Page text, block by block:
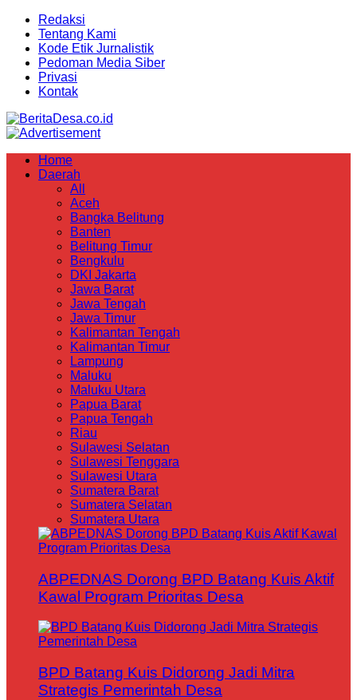
Redaksi
Tentang Kami
Kode Etik Jurnalistik
Pedoman Media Siber
Privasi
Kontak
Home
Daerah
All
Aceh
Bangka Belitung
Banten
Belitung Timur
Bengkulu
DKI Jakarta
Jawa Barat
Jawa Tengah
Jawa Timur
Kalimantan Tengah
Kalimantan Timur
Lampung
Maluku
Maluku Utara
Papua Barat
Papua Tengah
Riau
Sulawesi Selatan
Sulawesi Tenggara
Sulawesi Utara
Sumatera Barat
Sumatera Selatan
Sumatera Utara
ABPEDNAS Dorong BPD Batang Kuis Aktif
Kawal Program Prioritas Desa
BPD Batang Kuis Didorong Jadi Mitra
Strategis Pemerintah Desa